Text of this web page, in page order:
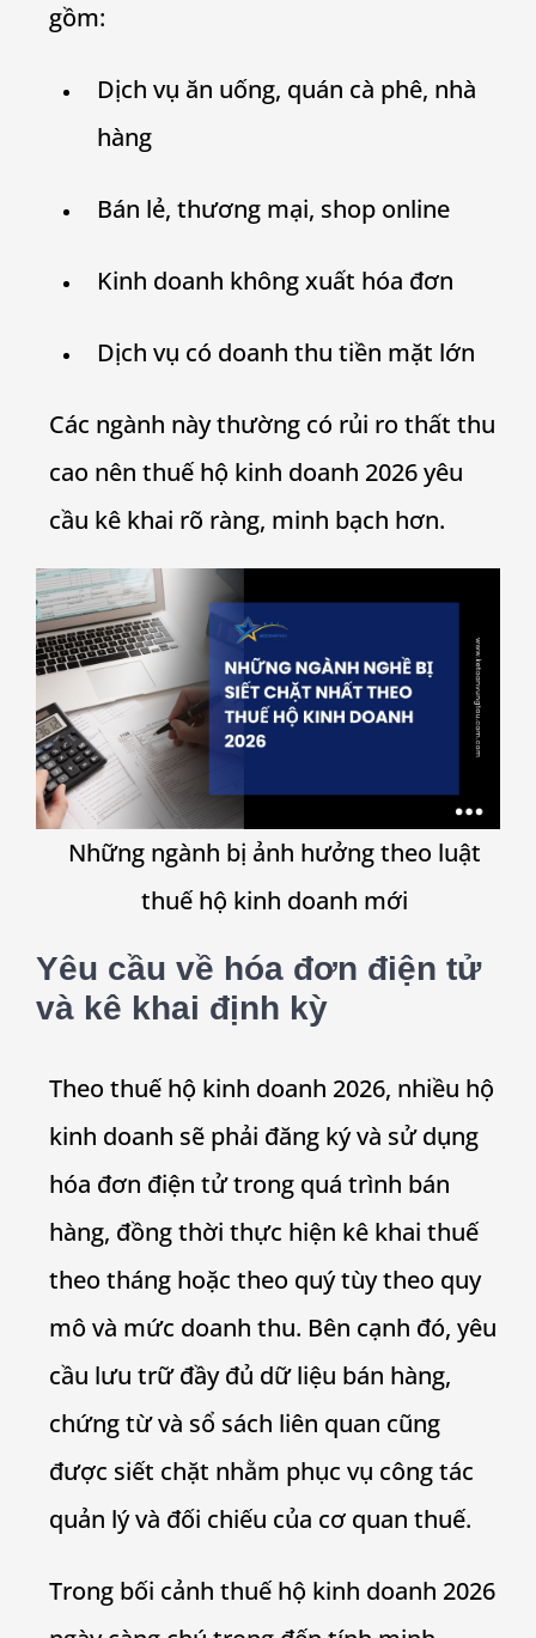
gồm:
Dịch vụ ăn uống, quán cà phê, nhà
hàng
Bán lẻ, thương mại, shop online
Kinh doanh không xuất hóa đơn
Dịch vụ có doanh thu tiền mặt lớn
Các ngành này thường có rủi ro thất thu
cao nên thuế hộ kinh doanh 2026 yêu
cầu kê khai rõ ràng, minh bạch hơn.
Những ngành bị ảnh hưởng theo luật
thuế hộ kinh doanh mới
Yêu cầu về hóa đơn điện tử
và kê khai định kỳ
Theo thuế hộ kinh doanh 2026, nhiều hộ
kinh doanh sẽ phải đăng ký và sử dụng
hóa đơn điện tử trong quá trình bán
hàng, đồng thời thực hiện kê khai thuế
theo tháng hoặc theo quý tùy theo quy
mô và mức doanh thu. Bên cạnh đó, yêu
cầu lưu trữ đầy đủ dữ liệu bán hàng,
chứng từ và sổ sách liên quan cũng
được siết chặt nhằm phục vụ công tác
quản lý và đối chiếu của cơ quan thuế.
Trong bối cảnh thuế hộ kinh doanh 2026